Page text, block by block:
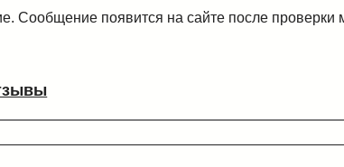
Сообщение появится на сайте после проверки